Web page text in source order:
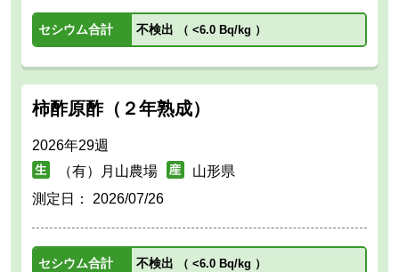
セシウム合計 不検出 （ <6.0 Bq/kg ）
柿酢原酢（２年熟成）
2026年29週
（有）月山農場
山形県
測定日： 2026/07/26
セシウム合計 不検出 （ <6.0 Bq/kg ）